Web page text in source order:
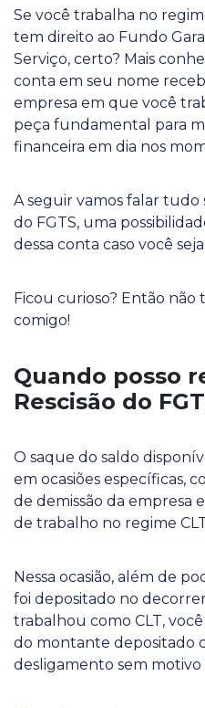
Se você trabalha no
tem direito ao Fundo
Serviço, certo? Mais
conta em seu nome
empresa em que você
peça fundamental para
financeira em dia nos
A seguir vamos falar tudo
do FGTS, uma
dessa conta caso você
Ficou curioso? Então não
comigo!
Quando posso
Rescisão do
O saque do saldo
em ocasiões específicas,
de demissão da empresa
de trabalho no regime
Nessa ocasião, além de
foi depositado no
trabalhou como CLT,
do montante depositado
desligamento sem motivo